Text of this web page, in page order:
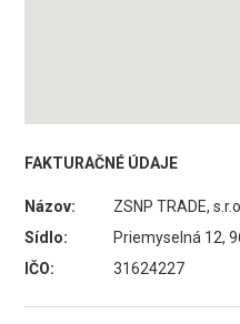
FAKTURAČNÉ ÚDAJE
Názov:
ZSNP TRADE, s.r.o.
Sídlo:
Priemyselná 12,
IČO:
31624227